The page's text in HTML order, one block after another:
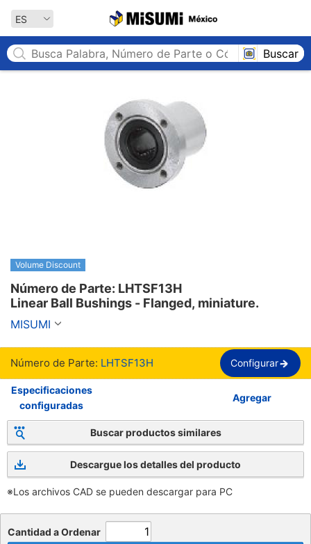
ES
Buscar
Volume Discount
Número de Parte: LHTSF13H
Linear Ball Bushings - Flanged, miniature.
MISUMI
Número de Parte: LHTSF13H Configurar
Especificaciones
configuradas
Agregar
Buscar productos similares
Descargue los detalles del producto
※Los archivos CAD se pueden descargar para PC
Cantidad a Ordenar